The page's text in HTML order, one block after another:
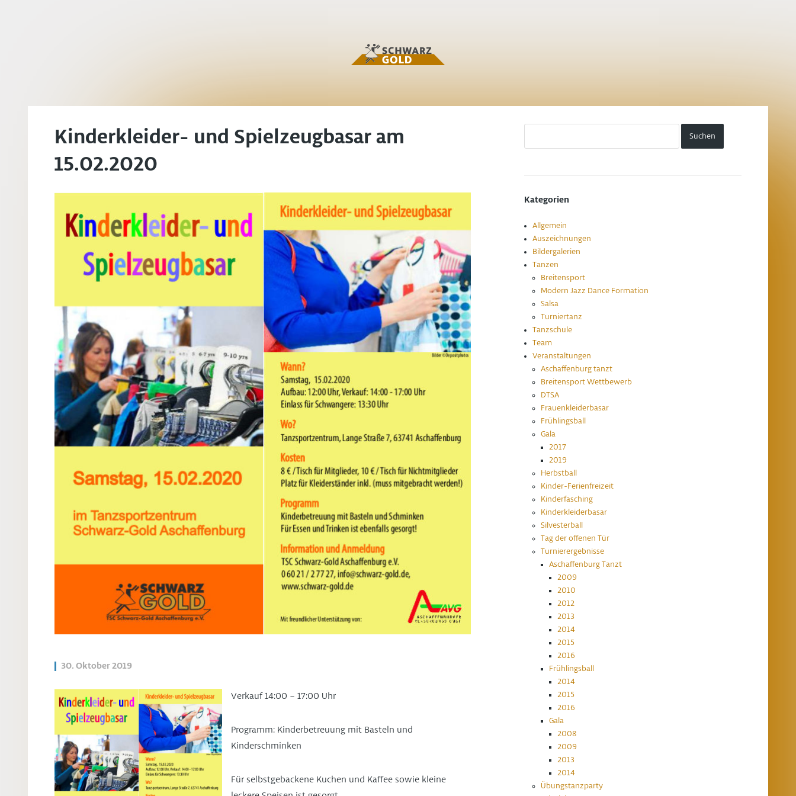
Kinderkleider- und Spielzeugbasar am
15.02.2020
30. Oktober 2019
Verkauf 14:00 – 17:00 Uhr
Programm: Kinderbetreuung mit Basteln und
Kinderschminken
Für selbstgebackene Kuchen und Kaffee sowie kleine
Kategorien
Allgemein
Auszeichnungen
Bildergalerien
Tanzen
Breitensport
Modern Jazz Dance Formation
Salsa
Turniertanz
Tanzschule
Team
Veranstaltungen
Aschaffenburg tanzt
Breitensport Wettbewerb
DTSA
Frauenkleiderbasar
Frühlingsball
Gala
2017
2019
Herbstball
Kinder-Ferienfreizeit
Kinderfasching
Kinderkleiderbasar
Silvesterball
Tag der offenen Tür
Turnierergebnisse
Aschaffenburg Tanzt
2009
2010
2012
2013
2014
2015
2016
Frühlingsball
2014
2015
2016
Gala
2008
2009
2013
2014
Übungstanzparty